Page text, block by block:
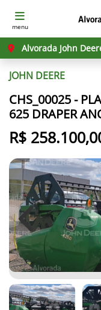
menu
Alvorada John
JOHN DEERE
CHS_00025 -
625 DRAPER
R$
Previous